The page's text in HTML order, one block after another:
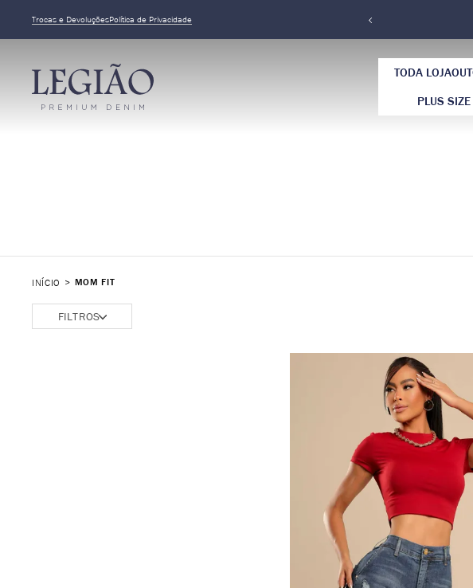
Trocas e DevoluçõesPolítica de Privacidade
TODA LOJA
PLUS
INÍCIO MOM FIT
FILTROS